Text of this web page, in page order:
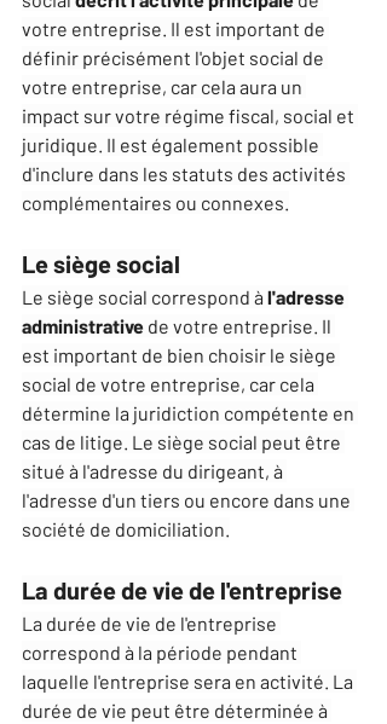
votre entreprise. Il est important de
définir précisément l'objet social de
votre entreprise, car cela aura un
impact sur votre régime fiscal, social et
juridique. Il est également possible
d'inclure dans les statuts des activités
complémentaires ou connexes.
Le siège social
Le siège social correspond à l'adresse
administrative de votre entreprise. Il
est important de bien choisir le siège
social de votre entreprise, car cela
détermine la juridiction compétente en
cas de litige. Le siège social peut être
situé à l'adresse du dirigeant, à
l'adresse d'un tiers ou encore dans une
société de domiciliation.
La durée de vie de l'entreprise
La durée de vie de l'entreprise
correspond à la période pendant
laquelle l'entreprise sera en activité. La
durée de vie peut être déterminée à